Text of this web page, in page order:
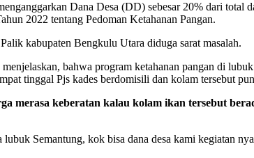
Dana Desa (DD) sebesar 20% dari total
2022 tentang Pedoman Ketahanan Pangan.
kabupaten Bengkulu Utara diduga sarat masalah.
bahwa program ketahanan pangan di
tinggal Pjs kades berdomisili dan kolam tersebut
merasa keberatan kalau kolam ikan tersebut
Semantung, kok bisa dana desa kami kegiatan